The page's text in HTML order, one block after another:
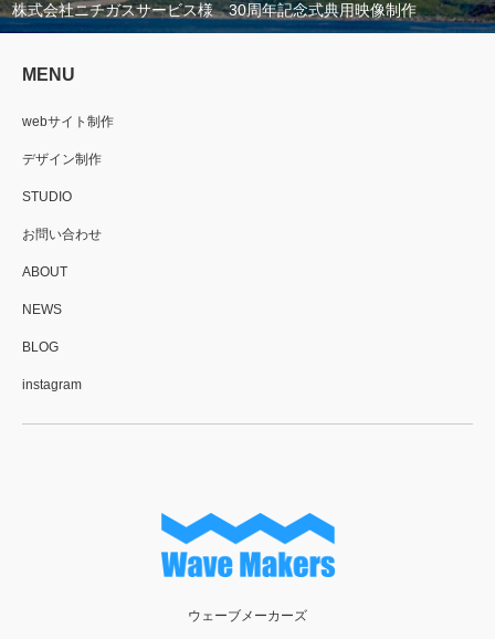
株式会社ニチガスサービス様 30周年記念式典用映像制作
MENU
webサイト制作
デザイン制作
STUDIO
お問い合わせ
ABOUT
NEWS
BLOG
instagram
ウェーブメーカーズ